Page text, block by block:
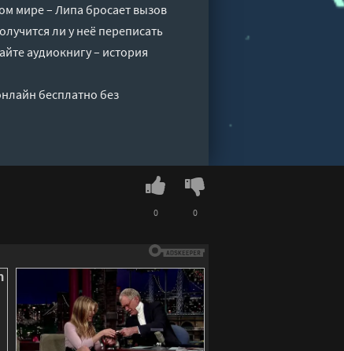
мире – Липа бросает вызов
ли у неё переписать
аудиокнигу – история
бесплатно без
0 0